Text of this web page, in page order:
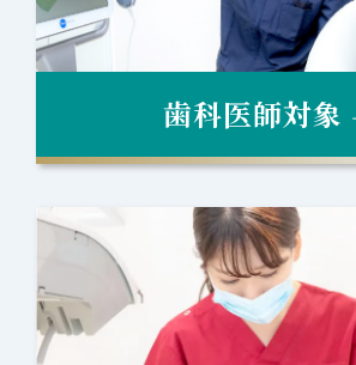
歯科医師対象